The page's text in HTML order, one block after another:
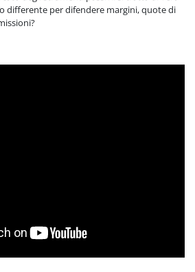
differente per difendere margini, quote di